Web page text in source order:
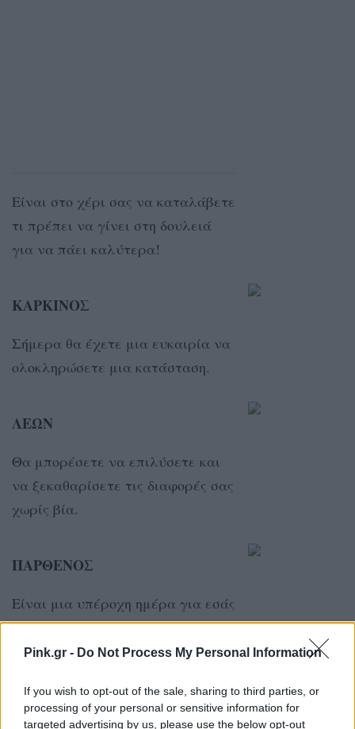
Pink.gr - Do Not Process My Personal Information
If you wish to opt-out of the sale, sharing to third parties, or
processing of your personal or sensitive information for
targeted advertising by us, please use the below opt-out
Είναι στο χέρι σας να καταλάβετε
τι πρέπει να γίνει στη δουλειά
για να πάει καλύτερα!
ΚΑΡΚΙΝΟΣ
Σήμερα θα έχετε μια ευκαιρία να
ολοκληρώσετε μια κατάσταση.
ΛΕΩΝ
Θα μπορέσετε να επιλύσετε και
να ξεκαθαρίσετε τις διαφορές σας
χωρίς βία.
ΠΑΡΘΕΝΟΣ
Είναι μια υπέροχη ημέρα για εσάς
ώστε να βγείτε στο προσκήνιο και
να κάνετε την παρουσία σας